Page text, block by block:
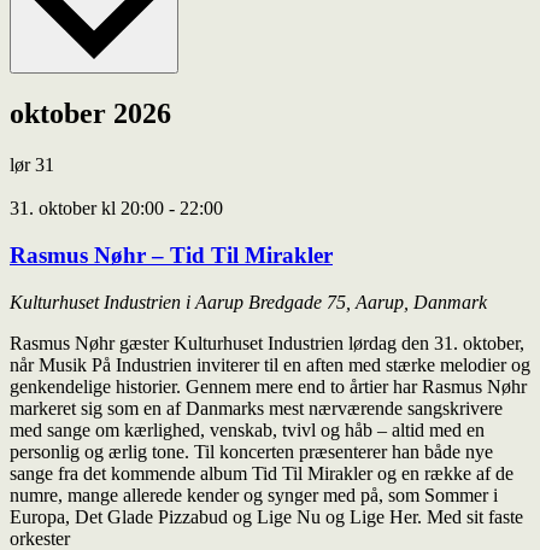
oktober 2026
lør31
31. oktober kl 20:00 - 22:00
Rasmus Nøhr – Tid Til Mirakler
Kulturhuset Industrien i Aarup Bredgade 75, Aarup, Danmark
Rasmus Nøhr gæster Kulturhuset Industrien lørdag den 31. oktober,
når Musik På Industrien inviterer til en aften med stærke melodier og
genkendelige historier. Gennem mere end to årtier har Rasmus Nøhr
markeret sig som en af Danmarks mest nærværende sangskrivere
med sange om kærlighed, venskab, tvivl og håb – altid med en
personlig og ærlig tone. Til koncerten præsenterer han både nye
sange fra det kommende album Tid Til Mirakler og en række af de
numre, mange allerede kender og synger med på, som Sommer i
Europa, Det Glade Pizzabud og Lige Nu og Lige Her. Med sit faste
orkester